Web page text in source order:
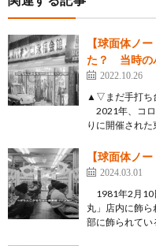
【球面体ノ
た？ 当時の
2022.10.26
▲▽まだ手打ち
2021年、コロ
りに開催され
【球面体ノ
2024.03.01
1981年2月10
丸」店内に飾
部に飾られて